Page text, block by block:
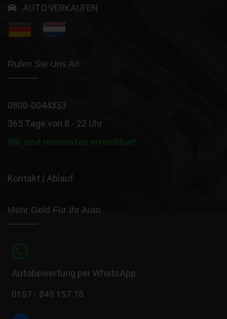
AUTO VERKAUFEN
Rufen Sie Uns An
0800-0044333
365 Tage von 8 - 22 Uhr
Wir sind momentan erreichbar!
Kontakt | Ablauf
Mehr Geld Für Ihr Auto
Autobewertung per WhatsApp
0157 - 849 157 78